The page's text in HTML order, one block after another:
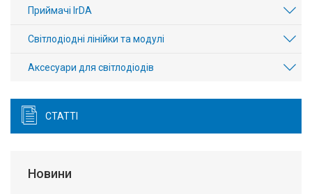
Приймачі IrDA
Світлодіодні лінійки та модулі
Аксесуари для світлодіодів
СТАТТІ
Новини